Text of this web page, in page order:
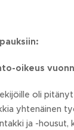
oikeus
oli pitänyt
yhtenäinen
ja -housut,